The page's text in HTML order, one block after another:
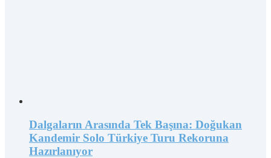
Dalgaların Arasında Tek Başına: Doğukan
Kandemir Solo Türkiye Turu Rekoruna
Hazırlanıyor